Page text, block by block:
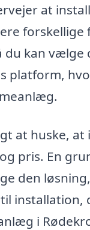
at
forskellige
du kan
platform,
at huske,
pris. En
den
installation,
i